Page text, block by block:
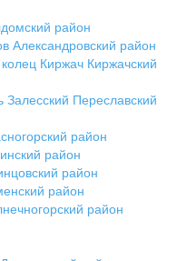
район
Александровский район
Киржач Киржачский
Залесский Переславский
район
район
район
район
район